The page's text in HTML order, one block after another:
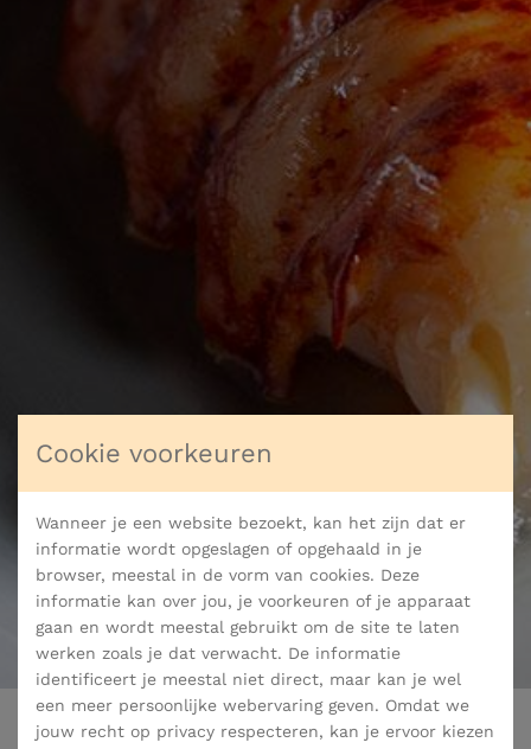
Cookie voorkeuren
Wanneer je een website bezoekt, kan het zijn dat er
informatie wordt opgeslagen of opgehaald in je
browser, meestal in de vorm van cookies. Deze
informatie kan over jou, je voorkeuren of je apparaat
gaan en wordt meestal gebruikt om de site te laten
werken zoals je dat verwacht. De informatie
identificeert je meestal niet direct, maar kan je wel
een meer persoonlijke webervaring geven. Omdat we
jouw recht op privacy respecteren, kan je ervoor kiezen